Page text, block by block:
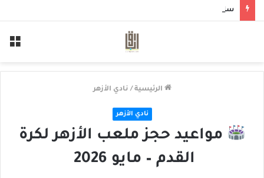
سلم لمن سالمكم
الرئيسية / نادي الأزهر
نادي الأزهر
مواعيد حجز ملعب الأزهر لكرة
القدم – مايو 2026